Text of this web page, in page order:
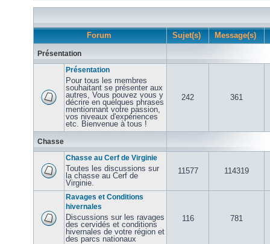
Forum Sujet(s) Message(s)
Présentation
Présentation
Pour tous les membres
souhaitant se présenter aux
autres, Vous pouvez vous y
décrire en quelques phrases
mentionnant votre passion,
vos niveaux d'expériences
etc. Bienvenue à tous !
242 361
Chasse
Chasse au Cerf de Virginie
Toutes les discussions sur
la chasse au Cerf de
Virginie.
11577 114319
Ravages et Conditions
hivernales
Discussions sur les ravages
des cervidés et conditions
hivernales de votre région et
des parcs nationaux
116 781